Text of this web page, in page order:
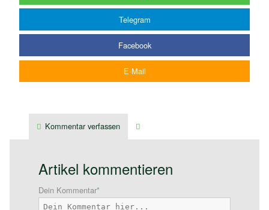
Telegram
Facebook
E-Mail
Kommentar verfassen
Artikel kommentieren
Dein Kommentar*